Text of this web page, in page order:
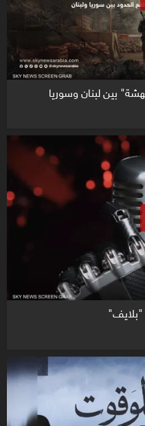
بين لبنان وسوريا